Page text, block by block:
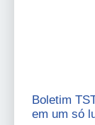
Boletim
em um só